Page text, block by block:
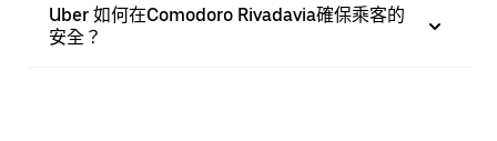
Uber 如何在Comodoro Rivadavia確保乘客的
安全？